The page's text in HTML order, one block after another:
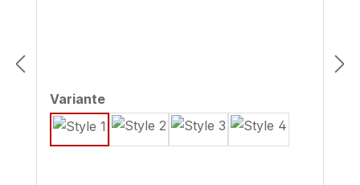
Varianteauswählen